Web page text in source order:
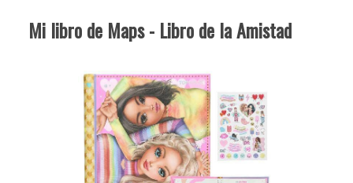
Mi libro de Maps - Libro de la Amistad